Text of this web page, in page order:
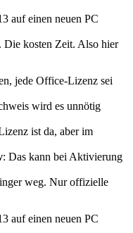
auf einen neuen PC
Die kosten Zeit. Also hier
jede Office-Lizenz sei
wird es unnötig
ist da, aber im
: Das kann bei Aktivierung
weg. Nur offizielle
auf einen neuen PC